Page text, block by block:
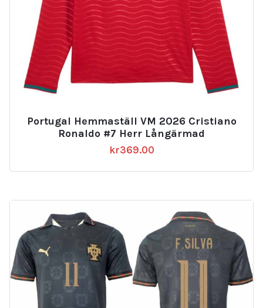
Portugal Hemmaställ VM 2026 Cristiano
Ronaldo #7 Herr Långärmad
kr369.00